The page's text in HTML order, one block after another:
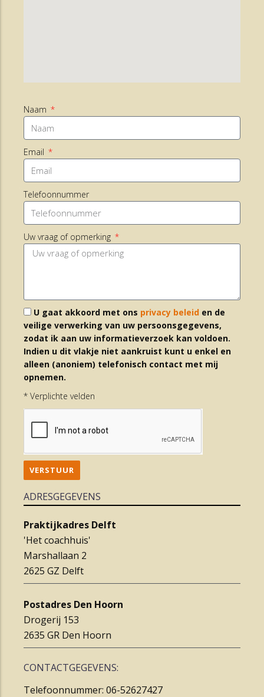
Naam
Email
Telefoonnummer
Uw vraag of opmerking
U gaat akkoord met ons privacy beleid en de
veilige verwerking van uw persoonsgegevens,
zodat ik aan uw informatieverzoek kan voldoen.
Indien u dit vlakje niet aankruist kunt u enkel en
alleen (anoniem) telefonisch contact met mij
opnemen.
* Verplichte velden
VERSTUUR
ADRESGEGEVENS
Praktijkadres Delft
'Het coachhuis'
Marshallaan 2
2625 GZ Delft
Postadres Den Hoorn
Drogerij 153
2635 GR Den Hoorn
CONTACTGEGEVENS:
Telefoonnummer: 06-52627427